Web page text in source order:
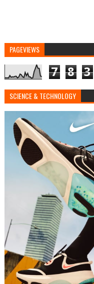
PAGEVIEWS
7 8 3
SCIENCE & TECHNOLOGY